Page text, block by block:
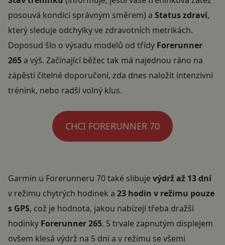
posouvá kondici správným směrem) a Status zdraví,
který sleduje odchylky ve zdravotních metrikách.
Doposud šlo o výsadu modelů od třídy Forerunner
265a výš. Začínající běžec tak má najednou ráno na
zápěstí čitelné doporučení, zda dnes naložit intenzivní
trénink, nebo radši volný klus.
CHCI FORERUNNER 70
Garmin u Forerunneru 70 také slibujevýdrž až 13 dní
v režimu chytrých hodinek a 23 hodin v režimu pouze
s GPS, což je hodnota, jakou nabízejí třeba dražší
hodinky Forerunner 265. S trvale zapnutým displejem
ovšem klesá výdrž na 5 dní a v režimu se všemi